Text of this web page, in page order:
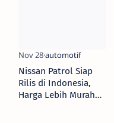
Nissan Patrol Siap
Rilis di Indonesia,
Harga Lebih Murah